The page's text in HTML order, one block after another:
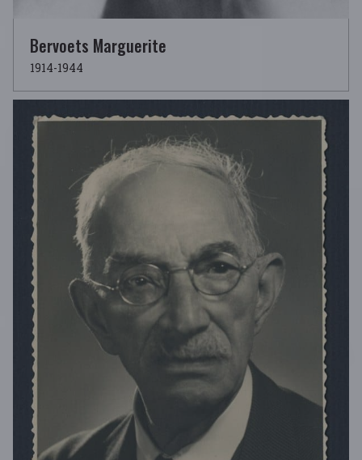
Bervoets Marguerite
1914-1944